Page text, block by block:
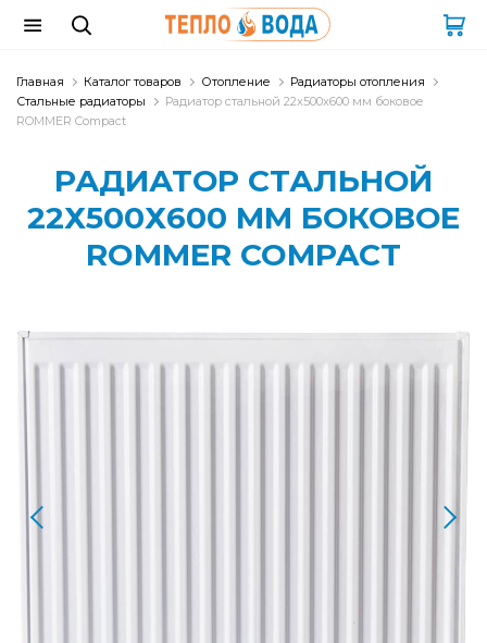
Главная Каталог товаров Отопление
Радиаторы отопления
Стальные радиаторы
Радиатор стальной 22х500х600 мм боковое
ROMMER Compact
РАДИАТОР СТАЛЬНОЙ
22Х500Х600 ММ БОКОВОЕ
ROMMER COMPACT